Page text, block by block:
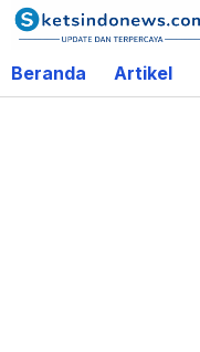
Lewati
ke
konten
Beranda Artikel